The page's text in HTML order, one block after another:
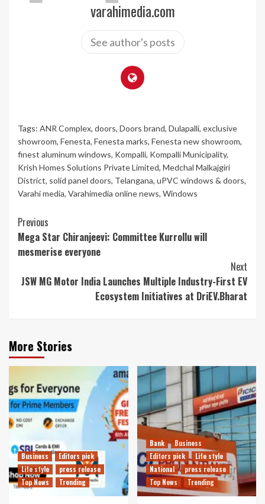
varahimedia.com
See author's posts
Tags: ANR Complex, doors, Doors brand, Dulapalli, exclusive
showroom, Fenesta, Fenesta marks, Fenesta new showroom,
finest aluminum windows, Kompalli, Kompalli Municipality,
Krish Homes Solutions Private Limited, Medchal Malkajgiri
District, solid panel doors, Telangana, uPVC windows & doors,
Varahi media, Varahimedia online news, Windows
Continue
Reading
Previous
Mega Star Chiranjeevi: Committee Kurrollu will
mesmerise everyone
Next
JSW MG Motor India Launches Multiple Industry-First EV
Ecosystem Initiatives at DriEV.Bharat
More Stories
Business
Editors pick
Life style
press release
Top News
Trending
Bank
Business
Editors pick
Life style
National
press release
Top News
Trending